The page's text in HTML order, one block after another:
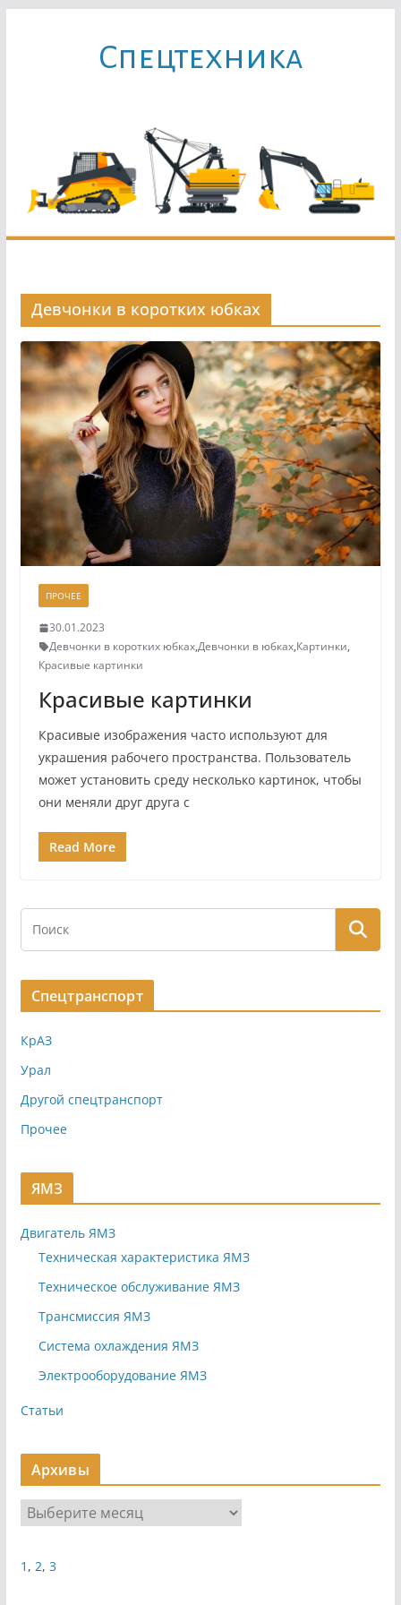
содержимомуCпецтехника
Девчонки в коротких юбках
ПРОЧЕЕ
30.01.2023
Девчонки в коротких юбках,Девчонки в юбках,Картинки,
Красивые картинки
Красивые картинки
Красивые изображения часто используют для
украшения рабочего пространства. Пользователь
может установить среду несколько картинок, чтобы
они меняли друг друга с
Read More
Спецтранспорт
КрАЗ
Урал
Другой спецтранспорт
Прочее
ЯМЗ
Двигатель ЯМЗ
Техническая характеристика ЯМЗ
Техническое обслуживание ЯМЗ
Трансмиссия ЯМЗ
Система охлаждения ЯМЗ
Электрооборудование ЯМЗ
Статьи
Архивы
1 , 2, 3